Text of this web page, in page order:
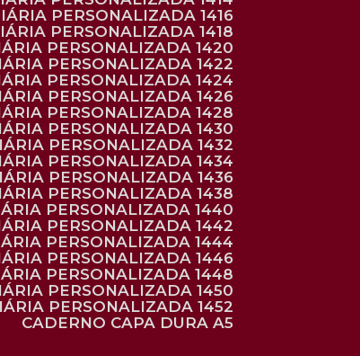
PERSONALIZADA 1416
PERSONALIZADA 1418
PERSONALIZADA 1420
PERSONALIZADA 1422
PERSONALIZADA 1424
PERSONALIZADA 1426
PERSONALIZADA 1428
PERSONALIZADA 1430
PERSONALIZADA 1432
PERSONALIZADA 1434
PERSONALIZADA 1436
PERSONALIZADA 1438
PERSONALIZADA 1440
PERSONALIZADA 1442
PERSONALIZADA 1444
PERSONALIZADA 1446
PERSONALIZADA 1448
PERSONALIZADA 1450
PERSONALIZADA 1452
CADERNO CAPA DURA A5